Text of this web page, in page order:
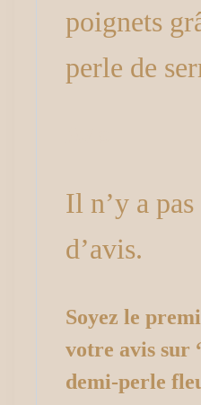
poignets
perle de
Il n’y a
d’avis.
Soyez le
votre avis sur
demi-perle